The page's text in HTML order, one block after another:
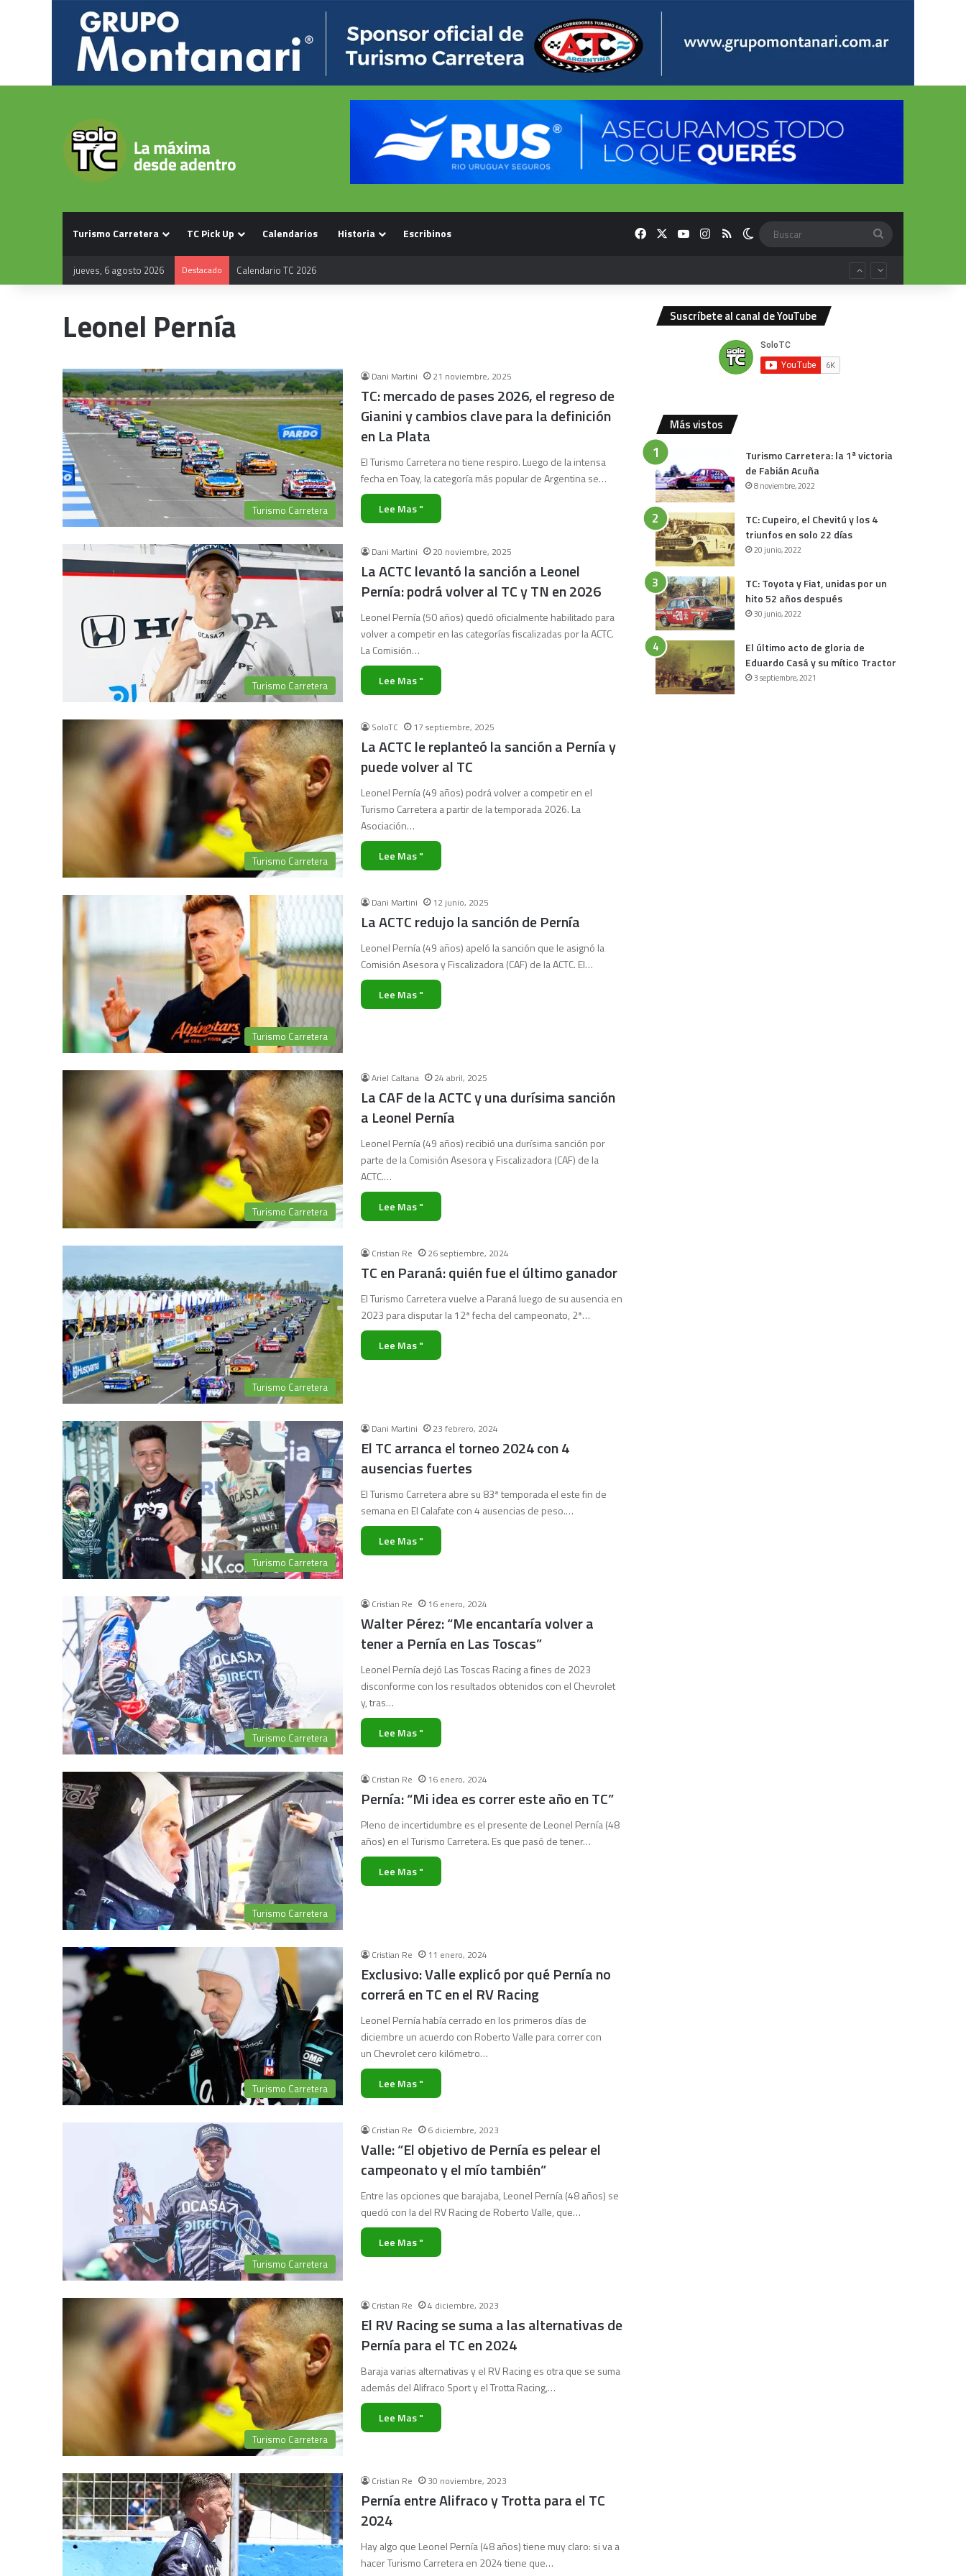
Turismo Carretera TC Pick Up Calendarios Historia Escribinos FacebookYouTubeInstagram
RSS Switch skin
jueves, 6 agosto 2026 Destacado Calendario TC 2026
Leonel Pernía
Turismo Carretera
Dani Martini 21 noviembre, 2025
TC: mercado de pases 2026, el regreso de
Gianini y cambios clave para la definición
en La Plata
El Turismo Carretera no tiene respiro. Luego de la intensa
fecha en Toay, la categoría más popular de Argentina se…
Lee Mas "
Turismo Carretera
Dani Martini 20 noviembre, 2025
La ACTC levantó la sanción a Leonel
Pernía: podrá volver al TC y TN en 2026
Leonel Pernía (50 años) quedó oficialmente habilitado para
volver a competir en las categorías fiscalizadas por la ACTC.
La Comisión…
Lee Mas "
Turismo Carretera
SoloTC 17 septiembre, 2025
La ACTC le replanteó la sanción a Pernía y
puede volver al TC
Leonel Pernía (49 años) podrá volver a competir en el
Turismo Carretera a partir de la temporada 2026. La
Asociación…
Lee Mas "
Turismo Carretera
Dani Martini 12 junio, 2025
La ACTC redujo la sanción de Pernía
Leonel Pernía (49 años) apeló la sanción que le asignó la
Comisión Asesora y Fiscalizadora (CAF) de la ACTC. El…
Lee Mas "
Turismo Carretera
Ariel Caltana 24 abril, 2025
La CAF de la ACTC y una durísima sanción
a Leonel Pernía
Leonel Pernía (49 años) recibió una durísima sanción por
parte de la Comisión Asesora y Fiscalizadora (CAF) de la
ACTC.…
Lee Mas "
Turismo Carretera
Cristian Re 26 septiembre, 2024
TC en Paraná: quién fue el último ganador
El Turismo Carretera vuelve a Paraná luego de su ausencia en
2023 para disputar la 12ª fecha del campeonato, 2ª…
Lee Mas "
Turismo Carretera
Dani Martini 23 febrero, 2024
El TC arranca el torneo 2024 con 4
ausencias fuertes
El Turismo Carretera abre su 83ª temporada el este fin de
semana en El Calafate con 4 ausencias de peso.…
Lee Mas "
Turismo Carretera
Cristian Re 16 enero, 2024
Walter Pérez: “Me encantaría volver a
tener a Pernía en Las Toscas”
Leonel Pernía dejó Las Toscas Racing a fines de 2023
disconforme con los resultados obtenidos con el Chevrolet
y, tras…
Lee Mas "
Turismo Carretera
Cristian Re 16 enero, 2024
Pernía: “Mi idea es correr este año en TC”
Pleno de incertidumbre es el presente de Leonel Pernía (48
años) en el Turismo Carretera. Es que pasó de tener…
Lee Mas "
Turismo Carretera
Cristian Re 11 enero, 2024
Exclusivo: Valle explicó por qué Pernía no
correrá en TC en el RV Racing
Leonel Pernía había cerrado en los primeros días de
diciembre un acuerdo con Roberto Valle para correr con
un Chevrolet cero kilómetro…
Lee Mas "
Turismo Carretera
Cristian Re 6 diciembre, 2023
Valle: “El objetivo de Pernía es pelear el
campeonato y el mío también”
Entre las opciones que barajaba, Leonel Pernía (48 años) se
quedó con la del RV Racing de Roberto Valle, que…
Lee Mas "
Turismo Carretera
Cristian Re 4 diciembre, 2023
El RV Racing se suma a las alternativas de
Pernía para el TC en 2024
Baraja varias alternativas y el RV Racing es otra que se suma
además del Alifraco Sport y el Trotta Racing,…
Lee Mas "
Cristian Re 30 noviembre, 2023
Pernía entre Alifraco y Trotta para el TC
2024
Hay algo que Leonel Pernía (48 años) tiene muy claro: si va a
hacer Turismo Carretera en 2024 tiene que…
Suscríbete al canal de YouTube
Más vistos
Turismo Carretera: la 1ª victoria
de Fabián Acuña
8 noviembre, 2022
TC: Cupeiro, el Chevitú y los 4
triunfos en solo 22 días
20 junio, 2022
TC: Toyota y Fiat, unidas por un
hito 52 años después
30 junio, 2022
El último acto de gloria de
Eduardo Casá y su mítico Tractor
3 septiembre, 2021